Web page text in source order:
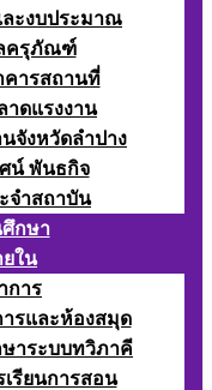
ะงบประมาณ
ครุภัณฑ์
ารสถานที่
ดแรงงาน
จังหวัดลำปาง
น์ พันธกิจ
ำสถาบัน
กษา
ใน
การ
รและห้องสมุด
าระบบทวิภาคี
เรียนการสอน